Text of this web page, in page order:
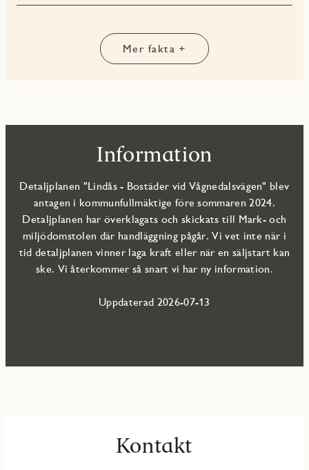
Mer fakta +
Information
Detaljplanen "Lindås - Bostäder vid Vågnedalsvägen" blev
antagen i kommunfullmäktige före sommaren 2024.
Detaljplanen har överklagats och skickats till Mark- och
miljödomstolen där handläggning pågår. Vi vet inte när i
tid detaljplanen vinner laga kraft eller när en säljstart kan
ske. Vi återkommer så snart vi har ny information.
Uppdaterad 2026-07-13
Kontakt